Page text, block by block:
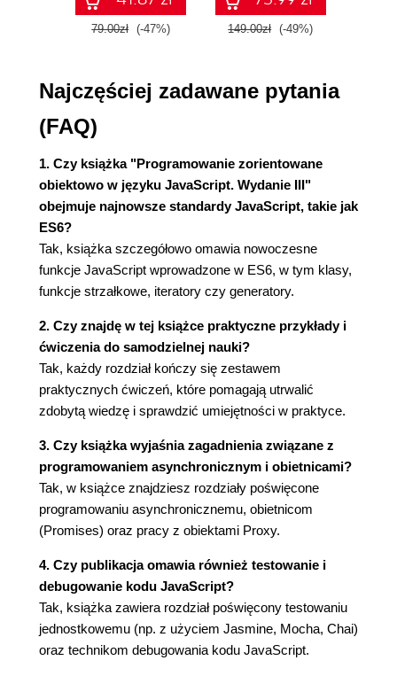
Wielkość liter w nazwach zmiennych ma
Proste typy danych (43)
Liczby (44)
Typ boolean (54)
Undefined i null (59)
Symbole (60)
Proste typy danych - podsumowanie (61)
Tablice (62)
Dodawanie i aktualizacja elementów tablicy
(63)
Usuwanie elementów (63)
Tablice tablic (64)
Warunki i pętle (65)
Bloki kodu (65)
Pętle (71)
Ćwiczenia (76)
Podsumowanie (77)
Rozdział 3. Funkcje (79)
Czym jest funkcja? (80)
Parametry (80)
Parametry domyślne (82)
Parametry reszty (83)
Operator rozwijania (84)
Funkcje predefiniowane (85)
79.00zł (-47%) 149.00zł (-49%)
Najczęściej zadawane pytania
(FAQ)
1. Czy książka "Programowanie zorientowane
obiektowo w języku JavaScript. Wydanie III"
obejmuje najnowsze standardy JavaScript, takie jak
ES6?
Tak, książka szczegółowo omawia nowoczesne
funkcje JavaScript wprowadzone w ES6, w tym klasy,
funkcje strzałkowe, iteratory czy generatory.
2. Czy znajdę w tej książce praktyczne przykłady i
ćwiczenia do samodzielnej nauki?
Tak, każdy rozdział kończy się zestawem
praktycznych ćwiczeń, które pomagają utrwalić
zdobytą wiedzę i sprawdzić umiejętności w praktyce.
3. Czy książka wyjaśnia zagadnienia związane z
programowaniem asynchronicznym i obietnicami?
Tak, w książce znajdziesz rozdziały poświęcone
programowaniu asynchronicznemu, obietnicom
(Promises) oraz pracy z obiektami Proxy.
4. Czy publikacja omawia również testowanie i
debugowanie kodu JavaScript?
Tak, książka zawiera rozdział poświęcony testowaniu
jednostkowemu (np. z użyciem Jasmine, Mocha, Chai)
oraz technikom debugowania kodu JavaScript.